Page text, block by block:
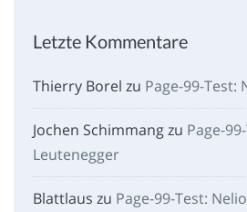
Letzte Kommentare
Thierry Borel zu Page-99-Test:
Jochen Schimmangzu Page-
Leutenegger
Blattlaus zu Page-99-Test: